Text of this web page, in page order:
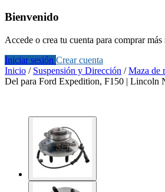
Bienvenido
Accede o crea tu cuenta para comprar más
Iniciar sesión Crear cuenta
Inicio / Suspensión y Dirección /Maza de
Del para Ford Expedition, F150 | Lincoln